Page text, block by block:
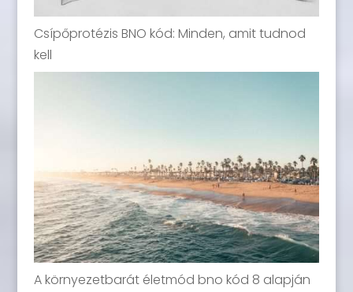
Csípőprotézis BNO kód: Minden, amit tudnod
kell
A környezetbarát életmód bno kód 8 alapján